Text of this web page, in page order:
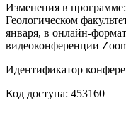
Изменения в
Геологическом
января, в онлайн-
видеоконференции
Идентификатор
Код доступа: 453160